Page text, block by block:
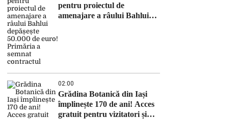
pentru proiectul de
amenajare a râului Bahlui
02:00
Grădina Botanică din Iași
împlinește 170 de ani! Acces
gratuit pentru vizitatori și